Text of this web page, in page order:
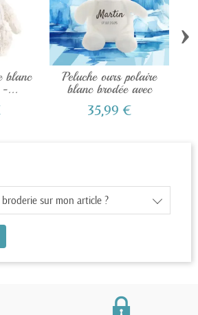
blanc
-...
Peluche ours polaire
blanc brodée avec
prénom
35,99 €
›
sur mon article ?